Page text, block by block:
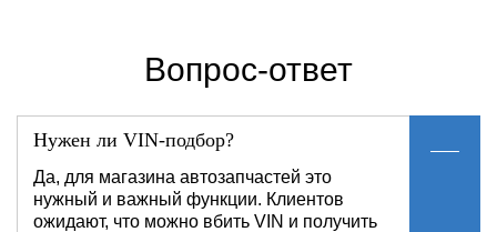
Вопрос-ответ
Нужен ли VIN-подбор?
Да, для магазина автозапчастей это
нужный и важный функции. Клиентов
ожидают, что можно вбить VIN и получить